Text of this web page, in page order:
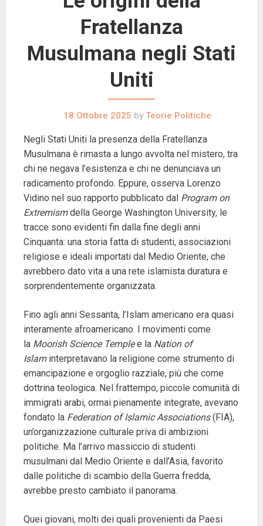
Fratellanza
Musulmana negli Stati
Uniti
18 Ottobre 2025 by Teorie Politiche
Negli Stati Uniti la presenza della Fratellanza
Musulmana è rimasta a lungo avvolta nel mistero, tra
chi ne negava l’esistenza e chi ne denunciava un
radicamento profondo. Eppure, osserva Lorenzo
Vidino nel suo rapporto pubblicato dal Program on
Extremismdella George Washington University, le
tracce sono evidenti fin dalla fine degli anni
Cinquanta: una storia fatta di studenti, associazioni
religiose e ideali importati dal Medio Oriente, che
avrebbero dato vita a una rete islamista duratura e
sorprendentemente organizzata.
Fino agli anni Sessanta, l’Islam americano era quasi
interamente afroamericano. I movimenti come
la Moorish Science Templee la Nation of
Islaminterpretavano la religione come strumento di
emancipazione e orgoglio razziale, più che come
dottrina teologica. Nel frattempo, piccole comunità di
immigrati arabi, ormai pienamente integrate, avevano
fondato la Federation of Islamic Associations(FIA),
un’organizzazione culturale priva di ambizioni
politiche. Ma l’arrivo massiccio di studenti
musulmani dal Medio Oriente e dall’Asia, favorito
dalle politiche di scambio della Guerra fredda,
avrebbe presto cambiato il panorama.
Quei giovani, molti dei quali provenienti da Paesi